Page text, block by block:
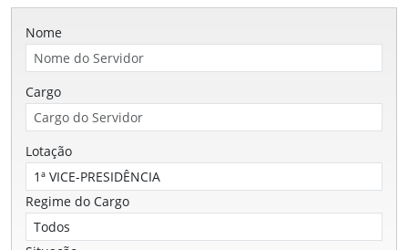
Nome
Cargo
Lotação
Regime do Cargo